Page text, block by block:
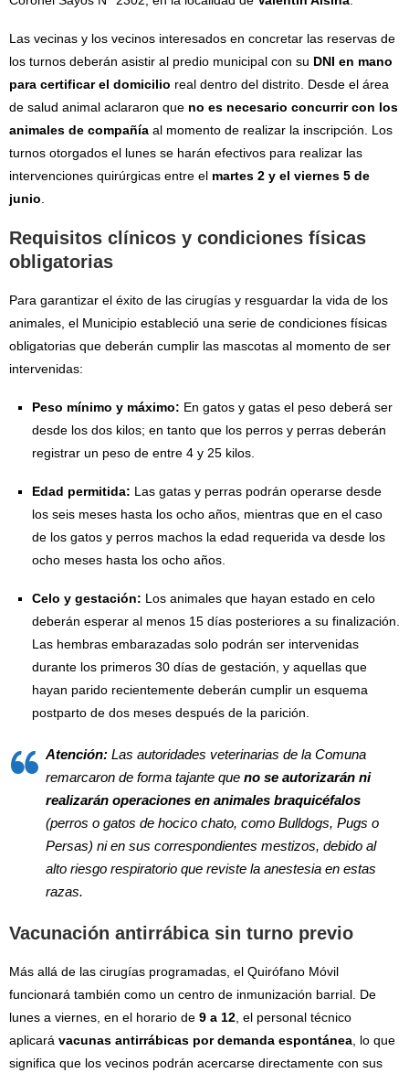
Las vecinas y los vecinos interesados en concretar las reservas de
los turnos deberán asistir al predio municipal con su DNI en mano
para certificar el domicilio real dentro del distrito. Desde el área
de salud animal aclararon que no es necesario concurrir con los
animales de compañía al momento de realizar la inscripción. Los
turnos otorgados el lunes se harán efectivos para realizar las
intervenciones quirúrgicas entre el martes 2 y el viernes 5 de
junio.
Requisitos clínicos y condiciones físicas
obligatorias
Para garantizar el éxito de las cirugías y resguardar la vida de los
animales, el Municipio estableció una serie de condiciones físicas
obligatorias que deberán cumplir las mascotas al momento de ser
intervenidas:
Peso mínimo y máximo: En gatos y gatas el peso deberá ser
desde los dos kilos; en tanto que los perros y perras deberán
registrar un peso de entre 4 y 25 kilos.
Edad permitida: Las gatas y perras podrán operarse desde
los seis meses hasta los ocho años, mientras que en el caso
de los gatos y perros machos la edad requerida va desde los
ocho meses hasta los ocho años.
Celo y gestación: Los animales que hayan estado en celo
deberán esperar al menos 15 días posteriores a su finalización.
Las hembras embarazadas solo podrán ser intervenidas
durante los primeros 30 días de gestación, y aquellas que
hayan parido recientemente deberán cumplir un esquema
postparto de dos meses después de la parición.
Atención: Las autoridades veterinarias de la Comuna
remarcaron de forma tajante que no se autorizarán ni
realizarán operaciones en animales braquicéfalos
(perros o gatos de hocico chato, como Bulldogs, Pugs o
Persas) ni en sus correspondientes mestizos, debido al
alto riesgo respiratorio que reviste la anestesia en estas
razas.
Vacunación antirrábica sin turno previo
Más allá de las cirugías programadas, el Quirófano Móvil
funcionará también como un centro de inmunización barrial. De
lunes a viernes, en el horario de 9 a 12, el personal técnico
aplicará vacunas antirrábicas por demanda espontánea, lo que
significa que los vecinos podrán acercarse directamente con sus